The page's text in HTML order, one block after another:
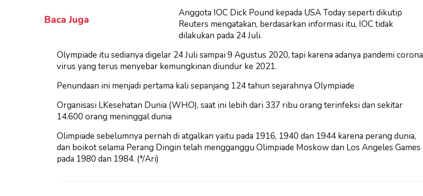
Baca Juga
Anggota IOC Dick Pound kepada USA Today seperti dikutip
Reuters mengatakan, berdasarkan informasi itu, IOC tidak
dilakukan pada 24 Juli.
Olympiade itu sedianya digelar 24 Juli sampai 9 Agustus 2020, tapi karena adanya pandemi corona
virus yang terus menyebar kemungkinan diundur ke 2021.
Penundaan ini menjadi pertama kali sepanjang 124 tahun sejarahnya Olympiade
Organisasi LKesehatan Dunia (WHO), saat ini lebih dari 337 ribu orang terinfeksi dan sekitar
14.600 orang meninggal dunia
Olimpiade sebelumnya pernah di atgalkan yaitu pada 1916, 1940 dan 1944 karena perang dunia,
dan boikot selama Perang Dingin telah mengganggu Olimpiade Moskow dan Los Angeles Games
pada 1980 dan 1984. (*/Ari)